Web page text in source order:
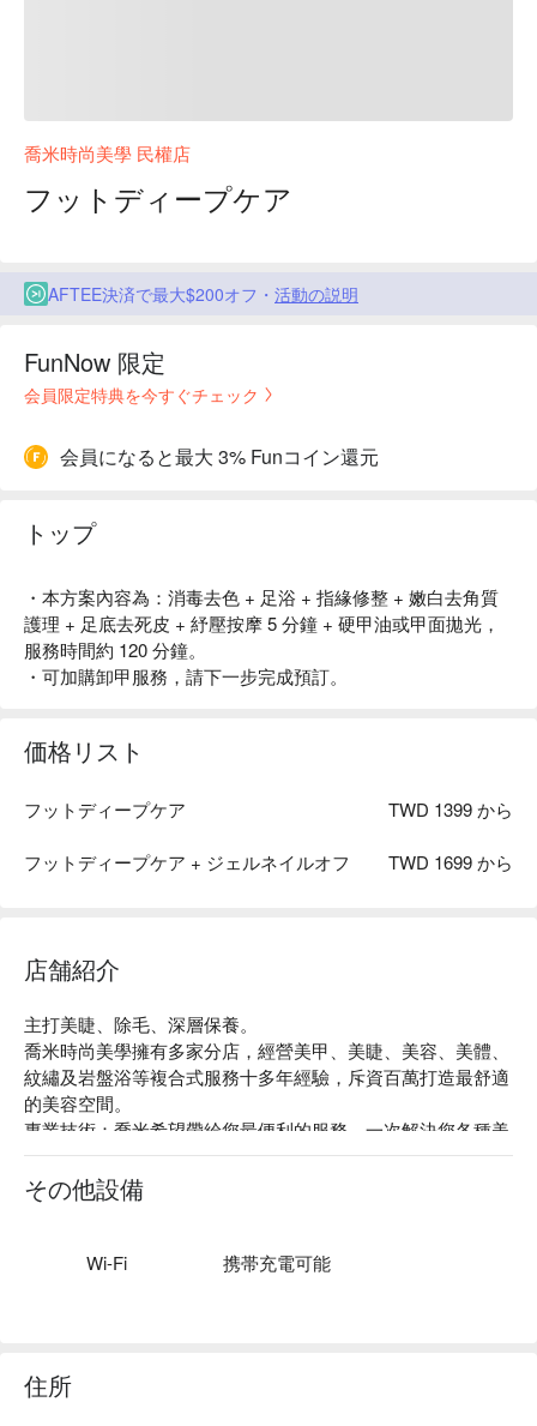
喬米時尚美學 民權店
フットディープケア
AFTEE決済で最大$200オフ・ 活動の説明
FunNow 限定
会員限定特典を今すぐチェック
会員になると最大 3% Funコイン還元
トップ
・本方案內容為：消毒去色 + 足浴 + 指緣修整 + 嫩白去角質
護理 + 足底去死皮 + 紓壓按摩 5 分鐘 + 硬甲油或甲面拋光，
服務時間約 120 分鐘。
・可加購卸甲服務，請下一步完成預訂。
価格リスト
フットディープケア TWD 1399 から
フットディープケア + ジェルネイルオフ TWD 1699 から
店舗紹介
主打美睫、除毛、深層保養。
喬米時尚美學擁有多家分店，經營美甲、美睫、美容、美體、
紋繡及岩盤浴等複合式服務十多年經驗，斥資百萬打造最舒適
的美容空間。
專業技術：喬米希望帶給您最便利的服務，一次解決您各種美
的需求，於是喬米募集了不同技能的專業伙伴們投入喬米時尚
美學，提供一站式的全方位照顧。
絕佳位置：位於捷運民權西路站，有晴光市場也有雙城街夜
店家故事：喬米時尚美學，是一群熱愛美學技術、為自已獨立
その他設備
Wi-Fi 携帯充電可能
住所